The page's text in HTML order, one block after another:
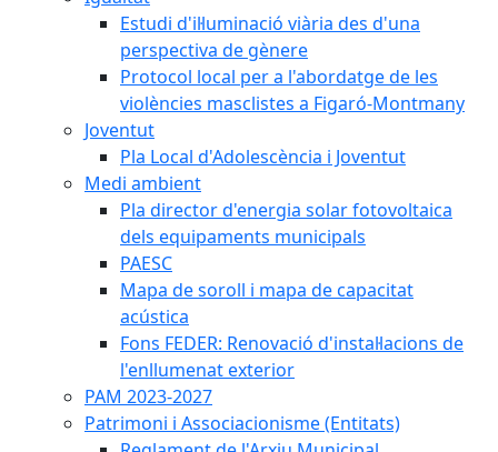
Estudi d'il·luminació viària des d'una
perspectiva de gènere
Protocol local per a l'abordatge de les
violències masclistes a Figaró-Montmany
Joventut
Pla Local d'Adolescència i Joventut
Medi ambient
Pla director d'energia solar fotovoltaica
dels equipaments municipals
PAESC
Mapa de soroll i mapa de capacitat
acústica
Fons FEDER: Renovació d'instal·lacions de
l'enllumenat exterior
PAM 2023-2027
Patrimoni i Associacionisme (Entitats)